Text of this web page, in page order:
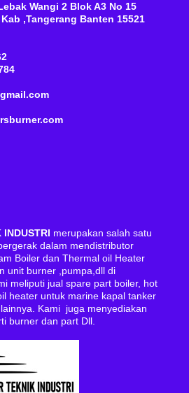
Wangi 2 Blok A3 No 15
,Tangerang Banten 15521
INDUSTRI merupakan salah satu
dalam mendistributor
Boiler dan Thermal oil Heater
unit burner ,pumpa,dll di
meliputi jual spare part boiler, hot
heater untuk marine kapal tanker
Kami juga menyediakan
burner dan part Dll.